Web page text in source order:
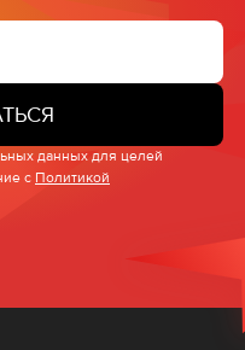
данных для целей
с Политикой